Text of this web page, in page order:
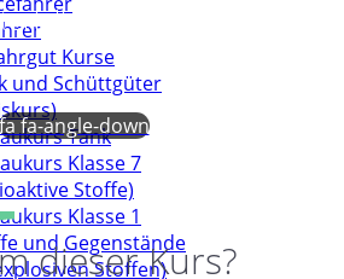
Kurse
und Schüttgüter
Tank
Klasse 7
Stoffe)
Klasse 1
und Gegenstände
Stoffen)
fa-angle-down
dieser Kurs?